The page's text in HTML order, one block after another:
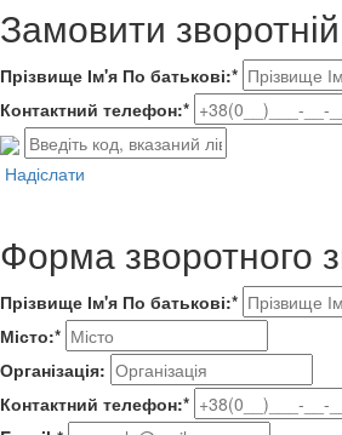
Замовити
Прізвище Ім'я По батькові:*
Контактний телефон:*
Надіслати
Форма зворотного
Прізвище Ім'я По батькові:*
Місто:*
Організація:
Контактний телефон:*